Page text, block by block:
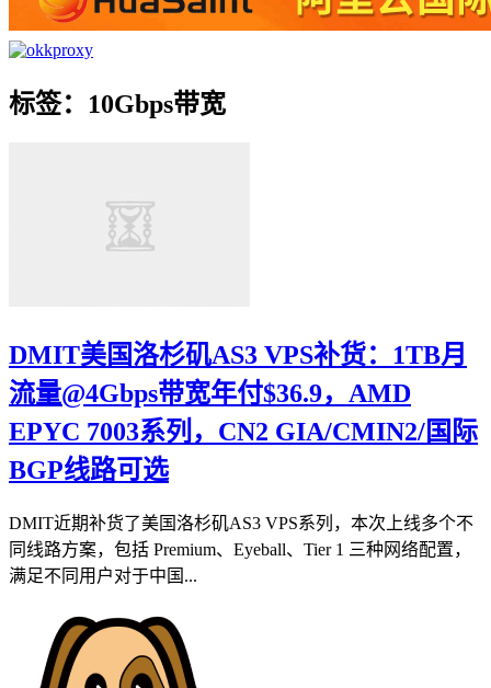
标签：10Gbps带宽
DMIT美国洛杉矶AS3 VPS补货：1TB月
流量@4Gbps带宽年付$36.9，AMD
EPYC 7003系列，CN2 GIA/CMIN2/国际
BGP线路可选
DMIT近期补货了美国洛杉矶AS3 VPS系列，本次上线多个不
同线路方案，包括 Premium、Eyeball、Tier 1 三种网络配置，
满足不同用户对于中国...